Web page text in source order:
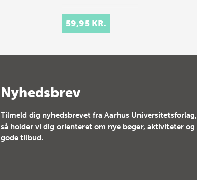
59,95 KR.
Nyhedsbrev
Tilmeld dig nyhedsbrevet fra Aarhus Universitetsforlag,
så holder vi dig orienteret om nye bøger, aktiviteter og
gode tilbud.